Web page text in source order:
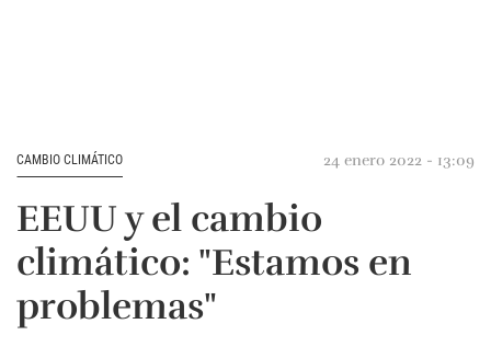
CAMBIO CLIMÁTICO 24 enero 2022 - 13:09
EEUU y el cambio
climático: "Estamos en
problemas"